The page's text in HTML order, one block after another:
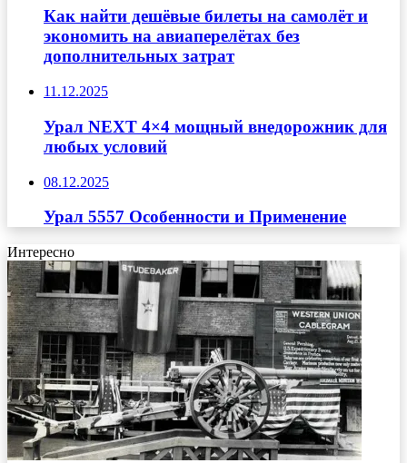
Как найти дешёвые билеты на самолёт и
экономить на авиаперелётах без
дополнительных затрат
11.12.2025
Урал NEXT 4×4 мощный внедорожник для
любых условий
08.12.2025
Урал 5557 Особенности и Применение
Интересно